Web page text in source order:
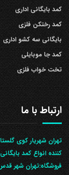
کمد بایگانی اداری
کمد رختکن فلزی
بایگانی سه کشو اداری
کمد جا موبایلی
تخت خواب فلزی
ارتباط با ما
کننده انواع کمد
ف‍روشگاه:تهران شهر